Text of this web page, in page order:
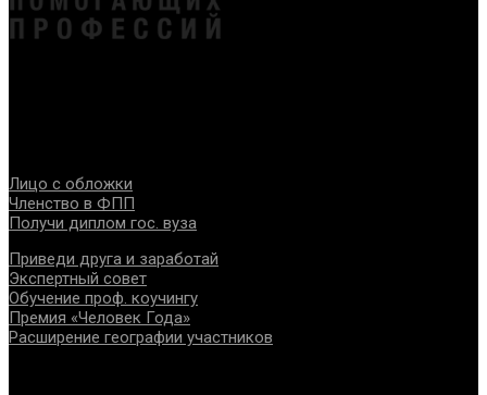
Лицо с обложки
Членство в ФПП
Получи диплом гос. вуза
Приведи друга и заработай
Экспертный совет
Обучение проф. коучингу
Премия «Человек Года»
Расширение географии участников